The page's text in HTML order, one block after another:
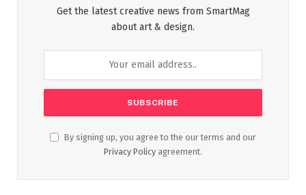
Get the latest creative news from SmartMag
about art & design.
By signing up, you agree to the our terms and our
Privacy Policy agreement.